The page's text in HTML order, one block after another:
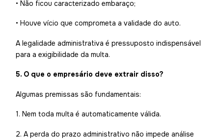
• Não ficou caracterizado embaraço;
• Houve vício que comprometa a validade do auto.
A legalidade administrativa é pressuposto indispensável
para a exigibilidade da multa.
5. O que o empresário deve extrair disso?
Algumas premissas são fundamentais:
1. Nem toda multa é automaticamente válida.
2. A perda do prazo administrativo não impede análise